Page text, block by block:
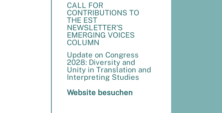
CALL FOR
CONTRIBUTIONS TO
THE EST
NEWSLETTER’S
EMERGING VOICES
COLUMN
Update on Congress
2028: Diversity and
Unity in Translation and
Interpreting Studies
Website besuchen